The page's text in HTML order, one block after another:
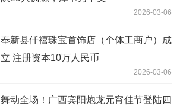
2026-03-06
奉新县仟禧珠宝首饰店（个体工商户）成
立 注册资本10万人民币
2026-03-06
舞动全场！广西宾阳炮龙元宵佳节登陆四